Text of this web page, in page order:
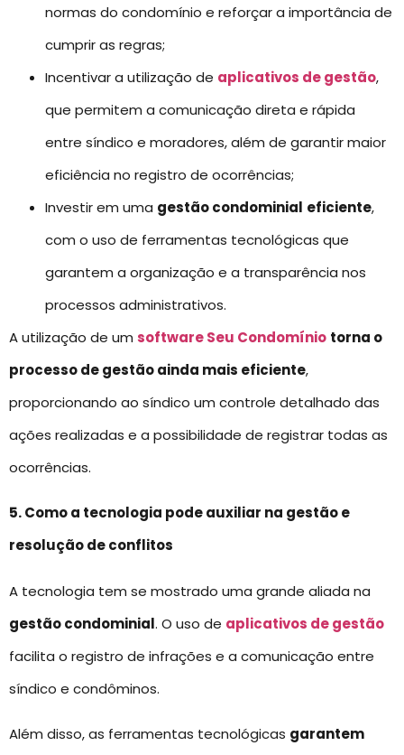
normas do condomínio e reforçar a importância de
cumprir as regras;
Incentivar a utilização de aplicativos de gestão,
que permitem a comunicação direta e rápida
entre síndico e moradores, além de garantir maior
eficiência no registro de ocorrências;
Investir em uma gestão condominial eficiente,
com o uso de ferramentas tecnológicas que
garantem a organização e a transparência nos
processos administrativos.
A utilização de um software Seu Condomínio torna o
processo de gestão ainda mais eficiente,
proporcionando ao síndico um controle detalhado das
ações realizadas e a possibilidade de registrar todas as
ocorrências.
5. Como a tecnologia pode auxiliar na gestão e
resolução de conflitos
A tecnologia tem se mostrado uma grande aliada na
gestão condominial. O uso de aplicativos de gestão
facilita o registro de infrações e a comunicação entre
síndico e condôminos.
Além disso, as ferramentas tecnológicas garantem